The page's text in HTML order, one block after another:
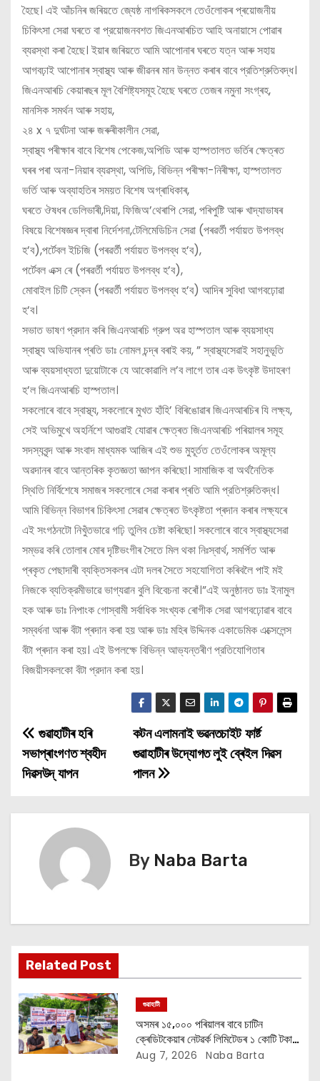
হৈছে। এই আঁচনিৰ জৰিয়তে জ্যেষ্ঠ নাগৰিকসকলে তেওঁলোকৰ প্ৰয়োজনীয়
চিকিৎসা সেৱা ঘৰতে বা প্রয়োজনবশত জিএনআৰচিত আহি অনায়াসে পোৱাৰ
ব্যৱস্থা কৰা হৈছে। ইয়াৰ জৰিয়তে আমি আপোনাৰ ঘৰতে যত্ন আৰু সহায়
আগবঢ়াই আপোনাৰ স্বাস্থ্য আৰু জীৱনৰ মান উন্নত কৰাৰ বাবে প্রতিশ্রুতিবদ্ধ।
জিএনআৰচি কেয়াৰছৰ মূল বৈশিষ্ট্যসমূহ হৈছে ঘৰতে তেজৰ নমুনা সংগ্ৰহ,
মানসিক সমর্থন আৰু সহায়,
২৪ x ৭ দুর্ঘটনা আৰু জৰুৰীকালীন সেৱা,
স্বাস্থ্য পৰীক্ষাৰ বাবে বিশেষ পেকেজ,অপিডি আৰু হাস্পতালত ভৰ্তিৰ ক্ষেত্ৰত
ঘৰৰ পৰা অনা-নিয়াৰ ব্যৱস্থা, অপিডি, বিভিন্ন পৰীক্ষা-নিৰীক্ষা, হাস্পতালত
ভর্তি আৰু অব্যাহতিৰ সময়ত বিশেষ অগ্ৰাধিকাৰ,
ঘৰতে ঔষধৰ ডেলিভাৰী,দিয়া, ফিজিঅ’থেৰাপি সেরা, পৰিপুষ্টি আৰু খাদ্যাভাষৰ
বিষয়ে বিশেষজ্ঞৰ দ্বাৰা নিৰ্দেশনা,টেলিমেডিচিন সেৱা (পৰৱৰ্তী পৰ্যায়ত উপলব্ধ
হ’ব),পর্টেবল ইচিজি (পৰৱৰ্তী পৰ্যায়ত উপলব্ধ হ’ব),
পর্টেবল এক্স ৰে (পৰৱৰ্তী পৰ্যায়ত উপলব্ধ হ’ব),
মোবাইল চিটি স্কেন (পৰৱৰ্তী পৰ্যায়ত উপলব্ধ হ’ব) আদিৰ সুবিধা আগবঢ়োৱা
হ’ব।
সভাত ভাষণ প্রদান কৰি জিএনআৰচি গ্রুপ অৱ হাস্পতাল আৰু ব্যয়সাধ্য
স্বাস্থ্য অভিযানৰ প্ৰতি ডাঃ নোমল চন্দ্ৰ বৰাই কয়, ” স্বাস্থ্যসেৱাই সহানুভূতি
আৰু ব্যয়সাধ্যতা দুয়োটাকে যে আকোৱালি ল’ব লাগে তাৰ এক উৎকৃষ্ট উদাহৰণ
হ’ল জিএনআৰচি হাস্পতাল।
সকলোৰে বাবে স্বাস্থ্য, সকলোৰে মুখত হাঁহি’ বিৰিঙোৱাৰ জিএনআৰচিৰ যি লক্ষ্য,
সেই অভিমুখে অহর্নিশে আগুৱাই যোৱাৰ ক্ষেত্ৰত জিএনআৰচি পৰিয়ালৰ সমূহ
সদস্যবৃন্দ আৰু সংবাদ মাধ্যমক আজিৰ এই শুভ মুহূৰ্তত তেওঁলোকৰ অমূল্য
অৱদানৰ বাবে আন্তৰিক কৃতজ্ঞতা জ্ঞাপন কৰিছো। সামাজিক বা অর্থনৈতিক
স্থিতি নির্বিশেষে সমাজৰ সকলোৰে সেৱা কৰাৰ প্ৰতি আমি প্রতিশ্রুতিবদ্ধ।
আমি বিভিন্ন বিভাগৰ চিকিৎসা সেৱাৰ ক্ষেত্ৰত উৎকৃষ্টতা প্ৰদান কৰাৰ লক্ষ্যৰে
এই সংগঠনটো নিখুঁতভাৱে গঢ়ি তুলিব চেষ্টা কৰিছো। সকলোৰে বাবে স্বাস্থ্যসেৱা
সম্ভৱ কৰি তোলাৰ মোৰ দৃষ্টিভংগীৰ সৈতে মিল থকা নিঃস্বার্থ, সমর্পিত আৰু
প্ৰকৃত পেছাদাৰী ব্যক্তিসকলৰ এটা দলৰ সৈতে সহযোগিতা কৰিবলৈ পাই মই
নিজকে ব্যতিক্রমীভাৱে ভাগ্যৱান বুলি বিবেচনা কৰোঁ।”এই অনুষ্ঠানত ডাঃ ইনামুল
হক আৰু ডাঃ নিপাংক গোস্বামী সর্বাধিক সংখ্যক ৰোগীক সেৱা আগবঢ়োৱাৰ বাবে
সম্বর্ধনা আৰু বঁটা প্ৰদান কৰা হয় আৰু ডাঃ মহিৰ উদ্দিনক একাডেমিক এক্সেলেন্স
বঁটা প্ৰদান কৰা হয়। এই উপলক্ষে বিভিন্ন আভ্যন্তৰীণ প্রতিযোগিতাৰ
বিজয়ীসকলকো বঁটা প্রদান কৰা হয়।
P
o
v
i
g
a
t
কটন এলামনাই ভৱনতচাইট ফাৰ্ষ্ট
গুৱাহাটীৰ উদ্যোগত লুই ব্ৰেইল দিৱস
পালন
গুৱাহাটীৰ হৰি
সভাপ্ৰাংগণত শ্বহীদ
দিৱসউদ্ যাপন
By Naba Barta
Related Post
গুৱাহাটী
অসমৰ ১৫,০০০ পৰিয়ালৰ বাবে চাটিন
ক্ৰেডিটকেয়াৰ নেটৱৰ্ক লিমিটেডৰ ১ কোটি টকাৰ
বান সাহায্য অভিযান
Aug 7, 2026 Naba Barta